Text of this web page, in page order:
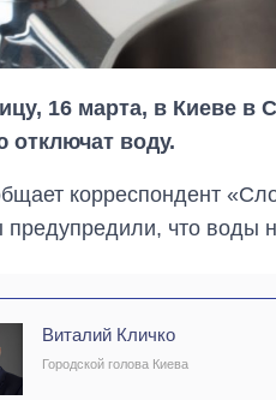
16 марта, в Киеве в
отключат воду.
корреспондент
что воды
Виталий Кличко
Городской голова Киева